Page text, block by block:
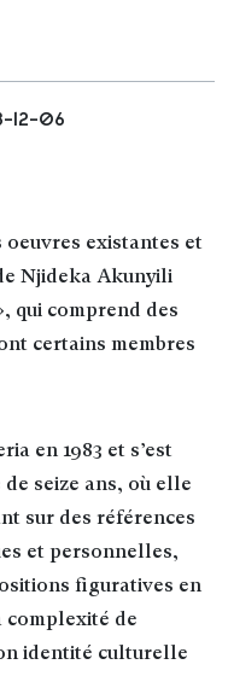
12-06
oeuvres existantes et
Njideka Akunyili
qui comprend des
certains membres
en 1983 et s’est
seize ans, où elle
sur des références
et personnelles,
figuratives en
complexité de
identité culturelle